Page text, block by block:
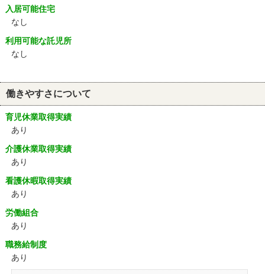
入居可能住宅
なし
利用可能な託児所
なし
働きやすさについて
育児休業取得実績
あり
介護休業取得実績
あり
看護休暇取得実績
あり
労働組合
あり
職務給制度
あり